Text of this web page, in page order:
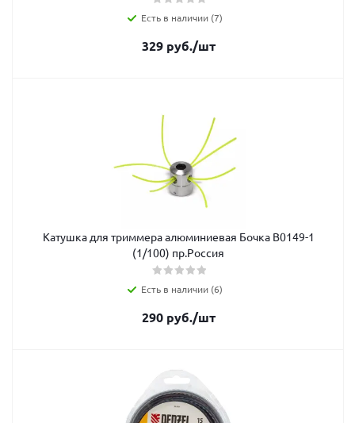
Есть в наличии (7)
329руб./шт
Катушка для триммера алюминиевая Бочка В0149-1
(1/100) пр.Россия
Есть в наличии (6)
290руб./шт